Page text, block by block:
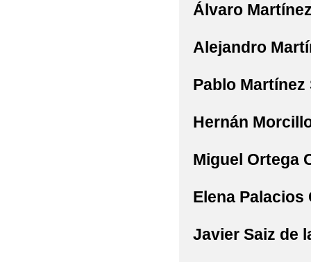
Álvaro
Alejandro
Pablo Martínez
Hernán
Miguel Ortega
Elena Palacios
Javier Saiz de